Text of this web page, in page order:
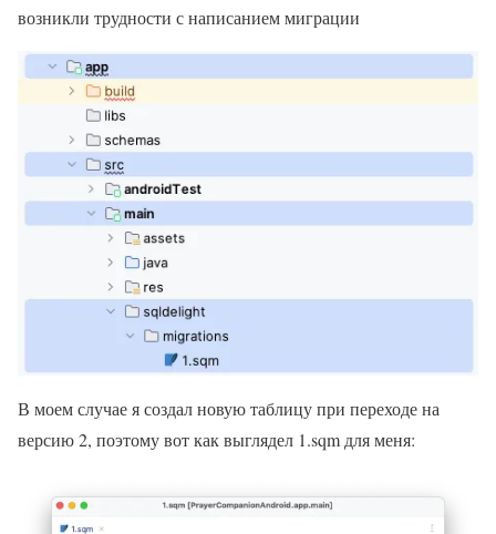
возникли трудности с написанием миграции
В моем случае я создал новую таблицу при переходе на
версию 2, поэтому вот как выглядел 1.sqm для меня: